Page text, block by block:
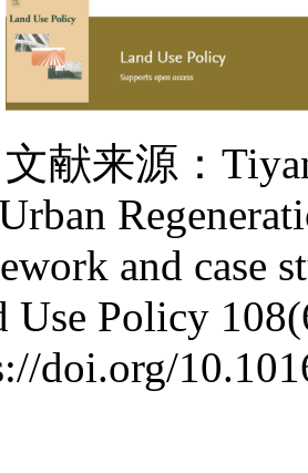
来源：Tiyan
and case
Use Policy
doi.org/